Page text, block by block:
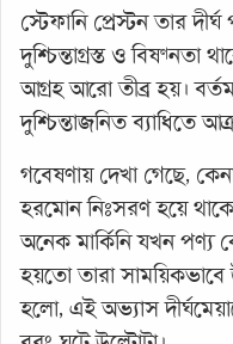
স্টেফানি প্রেস্টন তার
দুশ্চিন্তাগ্রস্ত ও বিষণ্নতা
আগ্রহ আরো তীব্র হয়।
দুশ্চিন্তাজনিত ব্যাধিতে
গবেষণায় দেখা গেছে,
হরমোন নিঃসরণ হয়ে
অনেক মার্কিনি যখন পণ্য
হয়তো তারা সাময়িকভাবে
হলো, এই অভ্যাস